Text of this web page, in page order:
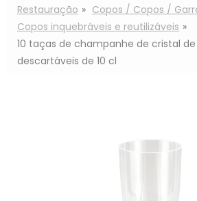
Restauração
Copos / Copos /
Copos inquebráveis e reutilizáveis
10 taças de champanhe de cristal
descartáveis de 10 cl